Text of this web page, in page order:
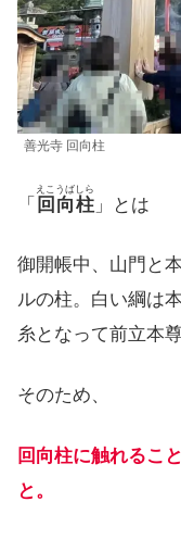
善光寺 回向柱
「 回向柱
えこうばしら
」とは
御開帳中、山門と
ルの柱。白い綱は
糸となって前立本
そのため、
回向柱に触れるこ
と。